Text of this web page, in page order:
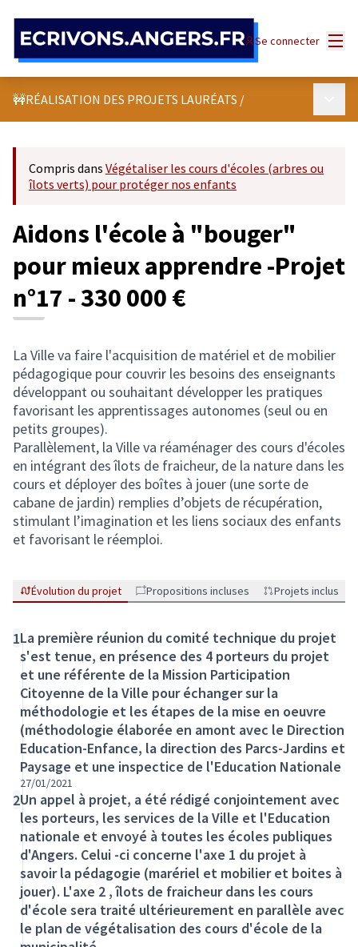
Se connecter
🚧RÉALISATION DES PROJETS LAURÉATS /
Compris dans Végétaliser les cours d'écoles (arbres ou
îlots verts) pour protéger nos enfants
Aidons l'école à "bouger"
pour mieux apprendre -Projet
n°17 - 330 000 €
La Ville va faire l'acquisition de matériel et de mobilier
pédagogique pour couvrir les besoins des enseignants
développant ou souhaitant développer les pratiques
favorisant les apprentissages autonomes (seul ou en
petits groupes).
Parallèlement, la Ville va réaménager des cours d'écoles
en intégrant des îlots de fraicheur, de la nature dans les
cours et déployer des boîtes à jouer (une sorte de
cabane de jardin) remplies d’objets de récupération,
stimulant l’imagination et les liens sociaux des enfants
et favorisant le réemploi.
Évolution du projet Propositions incluses Projets inclus
1La première réunion du comité technique du projet
s'est tenue, en présence des 4 porteurs du projet
et une référente de la Mission Participation
Citoyenne de la Ville pour échanger sur la
méthodologie et les étapes de la mise en oeuvre
(méthodologie élaborée en amont avec le Direction
Education-Enfance, la direction des Parcs-Jardins et
Paysage et une inspectice de l'Education Nationale
27/01/2021
2Un appel à projet, a été rédigé conjointement avec
les porteurs, les services de la Ville et l'Education
nationale et envoyé à toutes les écoles publiques
d'Angers. Celui -ci concerne l'axe 1 du projet à
savoir la pédagogie (marériel et mobilier et boites à
jouer). L'axe 2 , îlots de fraicheur dans les cours
d'école sera traité ultérieurement en parallèle avec
le plan de végétalisation des cours d'école de la